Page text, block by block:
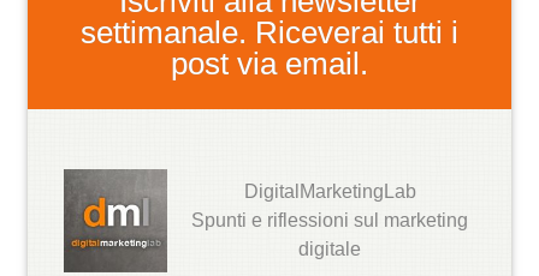
settimanale. Riceverai tutti i
post via email.
DigitalMarketingLab
Spunti e riflessioni sul marketing
digitale